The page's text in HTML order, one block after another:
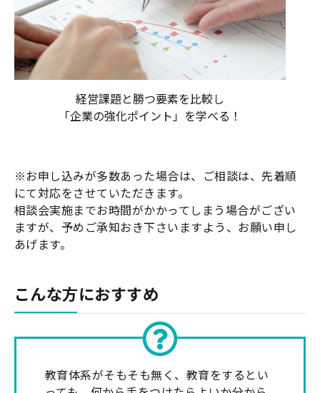
経営課題と勝つ要素を比較し
「企業の強化ポイント」を学べる！
※お申し込みが多数あった場合は、ご相談は、先着順
にて対応をさせていただきます。
相談会実施までお時間がかかってしまう場合がござい
ますが、予めご承知おき下さいますよう、お願い申し
あげます。
こんな方におすすめ
教育体系がそもそも無く、教育をするとい